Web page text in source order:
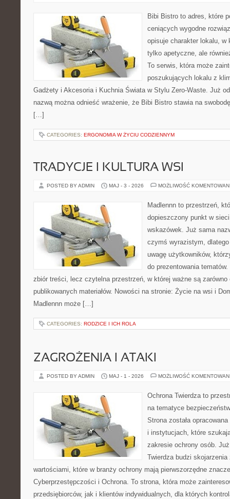
Bibi Bistro to adres, które
ceniących wygodne
opisuje charakter lokalu, w
tylko apetyczne, ale
To serwis, która może
poszukujących lokalu z
Gadżety i Akcesoria i Kuchnia Świata w Stylu Zero-Waste. Już
nazwą można odnieść wrażenie, że Bibi Bistro stawia na
[…]
CATEGORIES: ERGONOMIA W ŻYCIU CODZIENNYM
TRADYCJE I KULTURA WSI
POSTED BY ADMIN MAJ - 3 - 2026 MOŻLIWOŚĆ
Madlennn to przestrzeń,
dopieszczony punkt w
wskazówek. Już sama
czymś wyrazistym,
uwagę użytkowników,
do prezentowania
zbiór treści, lecz czytelna przestrzeń, w której ważne są
publikowanych materiałów. Nowości na stronie: Życie na wsi i
Madlennn może […]
CATEGORIES: RODZICE I ICH ROLA
ZAGROŻENIA I ATAKI
POSTED BY ADMIN MAJ - 1 - 2026 MOŻLIWOŚĆ
Ochrona Twierdza to
na tematyce
Strona została
i instytucjach, które
zakresie ochrony osób.
Twierdza budzi
wartościami, które w branży ochrony mają pierwszorzędne
Cyberprzestępczości i Ochrona. To strona, która może
przedsiębiorców, jak i klientów indywidualnych, dla których